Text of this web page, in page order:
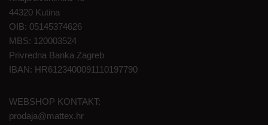
44320 Kutina
OIB: 05145374626
MBS: 120003524
Privredna Banka Zagreb
IBAN: HR6123400091110197790
WEBSHOP KONTAKT:
prodaja@mattex.hr